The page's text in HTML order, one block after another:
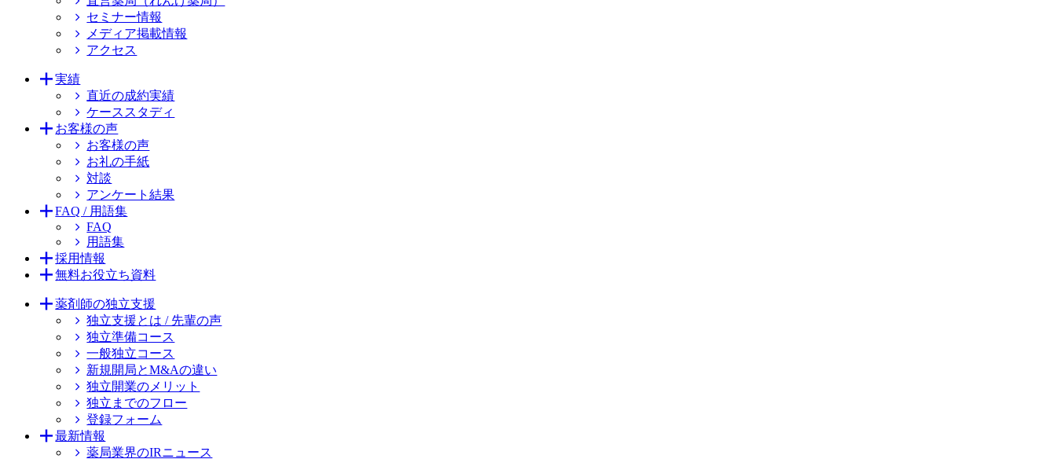
セミナー情報
メディア掲載情報
アクセス
実績
直近の成約実績
ケーススタディ
お客様の声
お客様の声
お礼の手紙
対談
アンケート結果
FAQ / 用語集
FAQ
用語集
採用情報
無料お役立ち資料
薬剤師の独立支援
独立支援とは / 先輩の声
独立準備コース
一般独立コース
新規開局とM&Aの違い
独立開業のメリット
独立までのフロー
登録フォーム
最新情報
薬局業界のIRニュース